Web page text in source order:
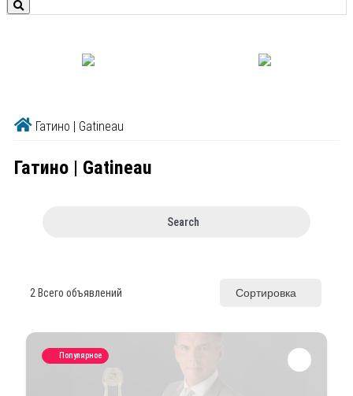
Гатино | Gatineau
Гатино | Gatineau
Search
2 Всего объявлений Сортировка
Популярное